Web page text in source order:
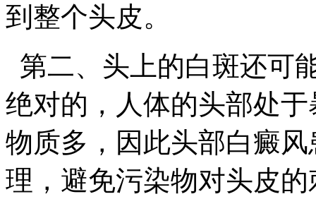
到整个头皮。
第二、头上的白斑还可
绝对的，人体的头部处
物质多，因此头部白癜
理，避免污染物对头皮